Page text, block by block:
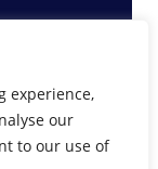
experience,
our
to our use of